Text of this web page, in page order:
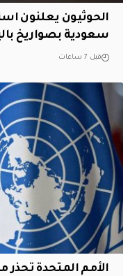
الحوثيون يعلنون
سعودية بصواريخ
قبل 7 ساعات
الأمم المتحدة